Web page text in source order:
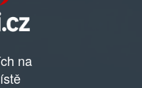
na